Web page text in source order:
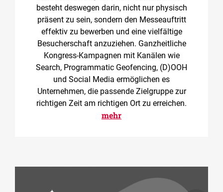
besteht deswegen darin, nicht nur physisch
präsent zu sein, sondern den Messeauftritt
effektiv zu bewerben und eine vielfältige
Besucherschaft anzuziehen. Ganzheitliche
Kongress-Kampagnen mit Kanälen wie
Search, Programmatic Geofencing, (D)OOH
und Social Media ermöglichen es
Unternehmen, die passende Zielgruppe zur
richtigen Zeit am richtigen Ort zu erreichen.
mehr